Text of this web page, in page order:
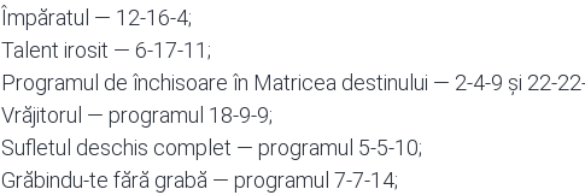
Împăratul — 12-16-4;
Talent irosit — 6-17-11;
Programul de închisoare în Matricea destinului — 2-4-9 și 22-
Vrăjitorul — programul 18-9-9;
Sufletul deschis complet — programul 5-5-10;
Grăbindu-te fără grabă — programul 7-7-14;